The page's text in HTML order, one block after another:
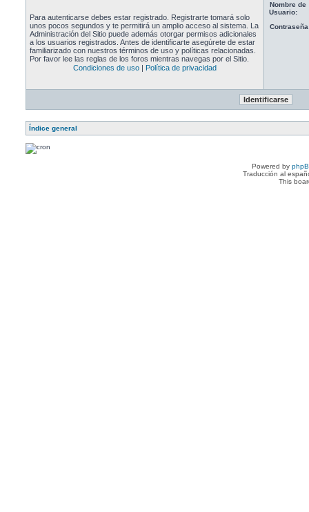
Para autenticarse debes estar registrado. Registrarte tomará solo
unos pocos segundos y te permitirá un amplio acceso al sistema. La
Administración del Sitio puede además otorgar permisos adicionales
a los usuarios registrados. Antes de identificarte asegúrete de estar
familiarizado con nuestros términos de uso y políticas relacionadas.
Por favor lee las reglas de los foros mientras navegas por el Sitio.
Condiciones de uso | Política de privacidad
Nombre de
Usuario:
Índice general
Powered by
Traducción al
This